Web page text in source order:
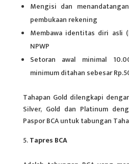
Mengisi dan
pembukaan rekening
Membawa identitas diri asli
NPWP
Setoran awal minimal
minimum ditahan sebesar
Tahapan Gold dilengkapi
Silver, Gold dan Platinum
Paspor BCA untuk tabungan
Tapres BCA